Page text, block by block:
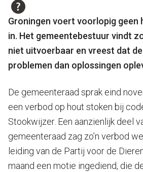
Groningen voert voorlopig
in. Het gemeentebestuur vindt
niet uitvoerbaar en vreest dat
problemen dan oplossingen
De gemeenteraad sprak eind
een verbod op hout stoken bij
Stookwijzer. Een aanzienlijk deel
gemeenteraad zag zo’n verbod
leiding van de Partij voor de
maand een motie ingediend, die